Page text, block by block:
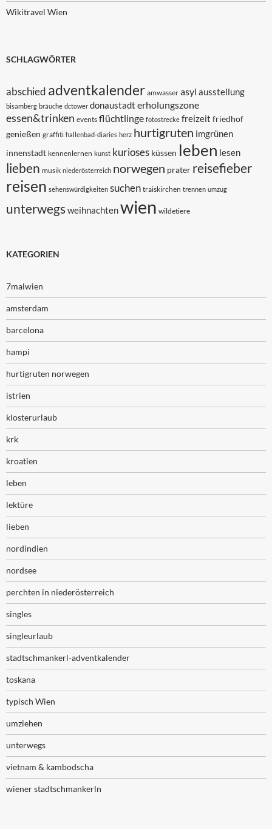
Wikitravel Wien
SCHLAGWÖRTER
abschied adventkalender amwasser asyl ausstellung
bisamberg bräuche dctower donaustadt erholungszone
essen&trinken events flüchtlinge fotostrecke freizeit friedhof
genießen graffiti hallenbad-diaries herz hurtigruten imgrünen
innenstadt kennenlernen kunst kurioses küssen leben lesen
lieben musik niederösterreich norwegen prater reisefieber
reisen sehenswürdigkeiten suchen traiskirchen trennen umzug
unterwegsweihnachtenwien wildetiere
KATEGORIEN
7malwien
amsterdam
barcelona
hampi
hurtigruten norwegen
istrien
klosterurlaub
krk
kroatien
leben
lektüre
lieben
nordindien
nordsee
perchten in niederösterreich
singles
singleurlaub
stadtschmankerl-adventkalender
toskana
typisch Wien
umziehen
unterwegs
vietnam & kambodscha
wiener stadtschmankerln